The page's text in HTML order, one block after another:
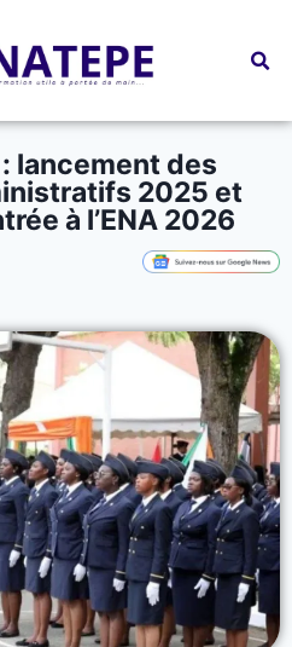
: lancement des
2025 et
à l’ENA 2026